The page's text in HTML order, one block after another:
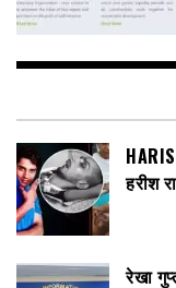
हरीश
रेखा